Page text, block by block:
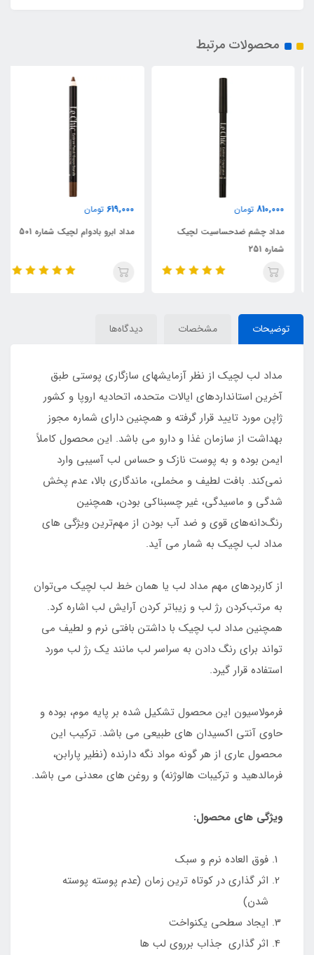
محصولات مرتبط
810,000 تومان
مداد چشم ضدحساسیت لچیک
شماره 251
619,000 تومان
مداد ابرو بادوام لچیک شماره 501
توضیحات مشخصات دیدگاه‌ها
مداد لب لچیک از نظر آزمایشهای سازگاری پوستی طبق
آخرین استانداردهای ایالات متحده، اتحادیه اروپا و کشور
ژاپن مورد تایید قرار گرفته و همچنین دارای شماره مجوز
بهداشت از سازمان غذا و دارو می باشد. این محصول کاملاً
ایمن بوده و به پوست نازک و حساس لب آسیبی وارد
نمی‌کند. بافت لطیف و مخملی، ماندگاری بالا، عدم پخش
شدگی و ماسیدگی، غیر چسبناکی بودن، همچنین
رنگ‌دانه‌های قوی و ضد آب بودن از مهم‌ترین ویژگی‌ های
مداد لب لچیک به‌ شمار می‌ آید.
از کاربردهای مهم مداد لب یا همان خط‌ لب لچیک می‌توان
به مرتب‌کردن رژ لب و زیباتر کردن آرایش لب اشاره کرد.
همچنین مداد لب لچیک با داشتن بافتی نرم و لطیف می‌
تواند برای رنگ‌ دادن به سراسر لب مانند یک رژ لب مورد
استفاده قرار گیرد.
فرمولاسیون این محصول تشکیل شده بر پایه موم، بوده و
حاوی آنتی اکسیدان های طبیعی می باشد. ترکیب این
محصول عاری از هر گونه مواد نگه دارنده (نظیر پارابن،
فرمالدهید و ترکیبات هالوژنه) و روغن های معدنی می باشد.
ویژگی های محصول:
فوق العاده نرم و سبک
اثر گذاری در کوتاه ترین زمان (عدم پوسته پوسته
شدن)
ایجاد سطحی یکنواخت
اثر گذاری جذاب برروی لب ها